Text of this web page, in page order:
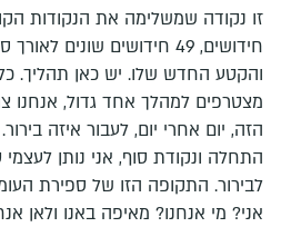
זו נקודה שמשלימה את הנקודות
חידושים, 49 חידושים שונים
והקטע החדש שלו. יש כאן תהליך.
מצטרפים למהלך אחד גדול, אנחנו
הזה, יום אחרי יום, לעבור איזה
התחלה ונקודת סוף, אני נותן לעצמי
לבירור. התקופה הזו של ספירת
אני? מי אנחנו? מאיפה באנו ולאן